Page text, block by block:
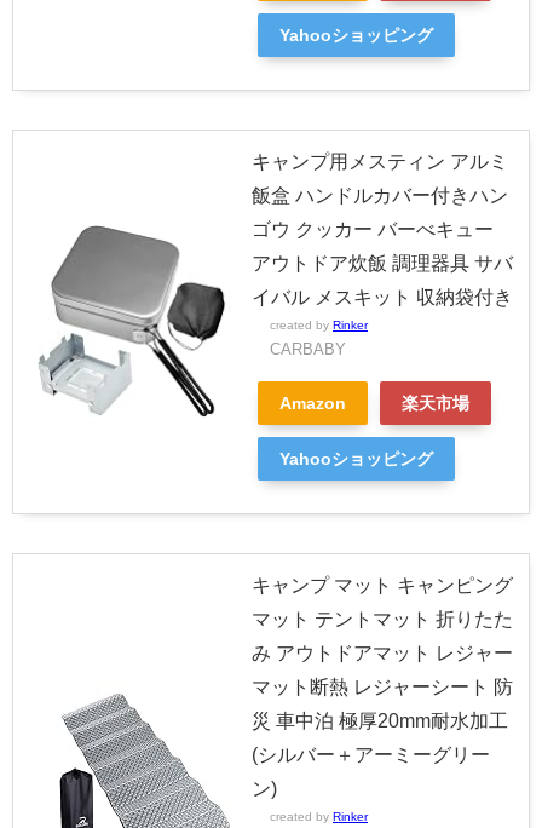
Yahooショッピング
キャンプ用メスティン アルミ
飯盒 ハンドルカバー付きハン
ゴウ クッカー バーべキュー
アウトドア炊飯 調理器具 サバ
イバル メスキット 収納袋付き
created by Rinker
CARBABY
Amazon 楽天市場
Yahooショッピング
キャンプ マット キャンピング
マット テントマット 折りたた
み アウトドアマット レジャー
マット断熱 レジャーシート 防
災 車中泊 極厚20mm耐水加工
(シルバー＋アーミーグリー
ン)
created by Rinker